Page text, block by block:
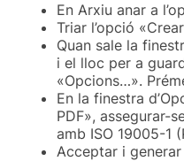
En Arxiu anar a
Triar l’opció
Quan sale la
i el lloc per a
«Opcions…».
En la finestra
PDF», assegurar-
amb ISO 19005-1
Acceptar i generar